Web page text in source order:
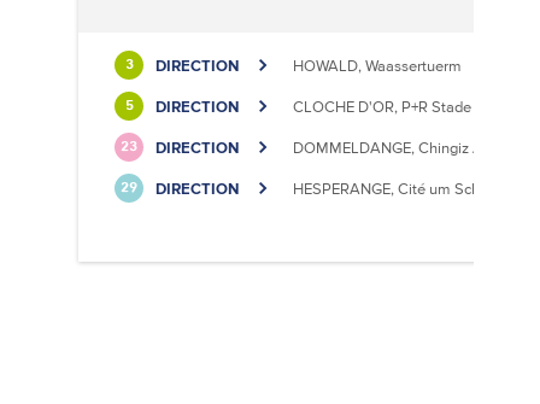
3 DIRECTION HOWALD, Waassertuerm
5 DIRECTION CLOCHE D'OR, P+R Stade de
23 DIRECTION DOMMELDANGE, Chingiz Aitmatov
29 DIRECTION HESPERANGE, Cité um Schlass